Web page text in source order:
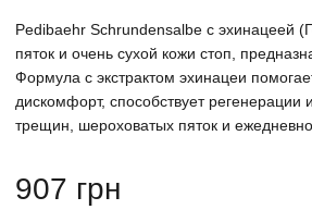
Pedibaehr Schrundensalbe с эхинацеей
пяток и очень сухой кожи стоп,
Формула с экстрактом эхинацеи
дискомфорт, способствует
трещин, шероховатых пяток и
907 грн